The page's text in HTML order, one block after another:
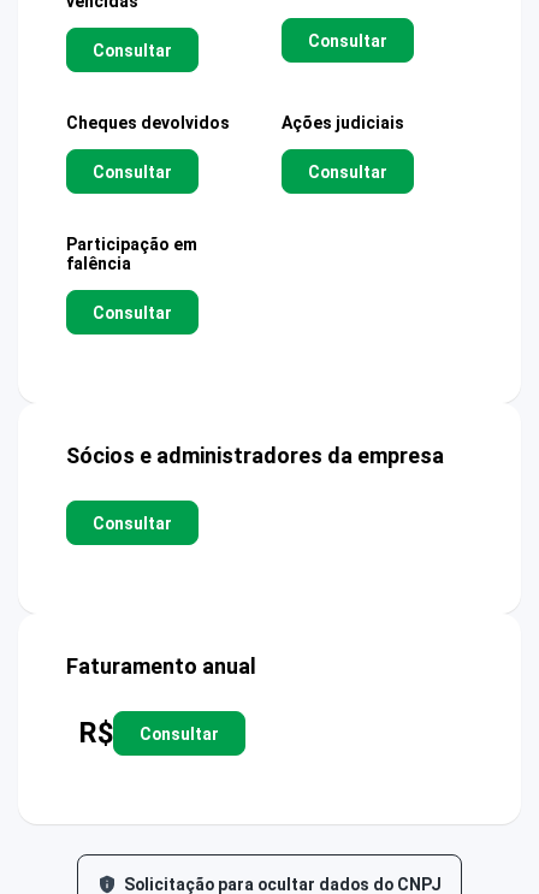
Consultar Consultar
Cheques devolvidos
Consultar
Ações judiciais
Consultar
Participação em
falência
Consultar
Sócios e administradores da empresa
Consultar
Faturamento anual
R$ Consultar
Solicitação para ocultar dados do CNPJ